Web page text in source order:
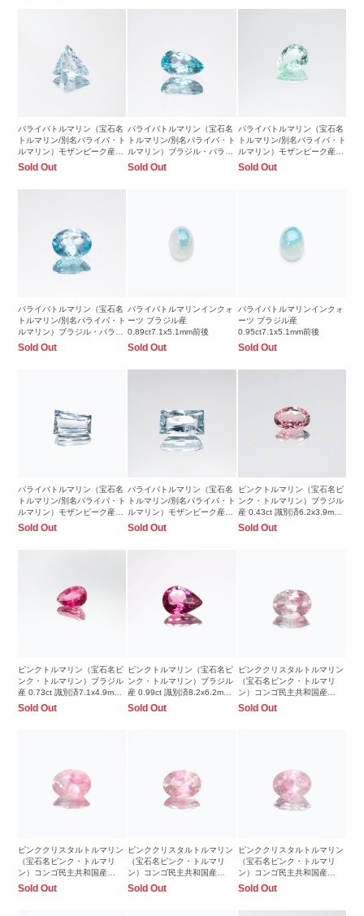
パライバトルマリン（宝石名
トルマリン/別名パライバ・ト
ルマリン）モザンビーク産
0.79ct 識別済7.4x6.7mm前後
Sold Out
パライバトルマリン（宝石名
トルマリン/別名パライバ・ト
ルマリン）ブラジル・パライ
バ州バターリャ鉱山産 0.13ct
Sold Out
パライバトルマリン（宝石名
トルマリン/別名パライバ・ト
ルマリン）モザンビーク産
0.88ct 識別済7.7x5.8mm前後
Sold Out
パライバトルマリン（宝石名
トルマリン/別名パライバ・ト
ルマリン）ブラジル・パライ
バ州産 0.13ct 識別済
Sold Out
パライバトルマリンインクォ
ーツ ブラジル産
0.89ct7.1x5.1mm前後
Sold Out
パライバトルマリンインクォ
ーツ ブラジル産
0.95ct7.1x5.1mm前後
Sold Out
パライバトルマリン（宝石名
トルマリン/別名パライバ・ト
ルマリン）モザンビーク産
0.88ct 識別済7.4x4.8mm前後
Sold Out
パライバトルマリン（宝石名
トルマリン/別名パライバ・ト
ルマリン）モザンビーク産
0.44ct 識別済6.2x3.4mm前後
Sold Out
ピンクトルマリン（宝石名ピ
ンク・トルマリン）ブラジル
産 0.43ct 識別済6.2x3.9mm
前後
Sold Out
ピンクトルマリン（宝石名ピ
ンク・トルマリン）ブラジル
産 0.73ct 識別済7.1x4.9mm
前後
Sold Out
ピンクトルマリン（宝石名ピ
ンク・トルマリン）ブラジル
産 0.99ct 識別済8.2x6.2mm
前後
Sold Out
ピンククリスタルトルマリン
（宝石名ピンク・トルマリ
ン）コンゴ民主共和国産
1.17ct 識別済8.0x6.0mm前後
Sold Out
ピンククリスタルトルマリン
（宝石名ピンク・トルマリ
ン）コンゴ民主共和国産
2.31ct 識別済10.0x8.0mm前
Sold Out
ピンククリスタルトルマリン
（宝石名ピンク・トルマリ
ン）コンゴ民主共和国産
1.29ct 識別済8.2x6.2mm前後
Sold Out
ピンククリスタルトルマリン
（宝石名ピンク・トルマリ
ン）コンゴ民主共和国産
1.33ct 識別済8.1x6.1mm前後
Sold Out